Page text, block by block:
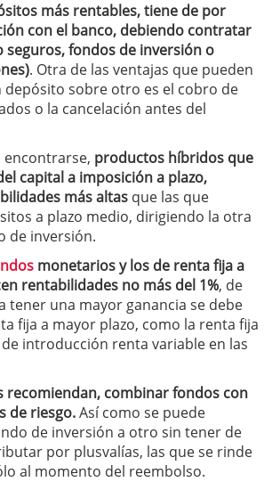
más rentables, tiene de por
con el banco, debiendo contratar
seguros, fondos de inversión o
. Otra de las ventajas que pueden
depósito sobre otro es el cobro de
o la cancelación antes del
encontrarse, productos híbridos que
capital a imposición a plazo,
más altas que las que
a plazo medio, dirigiendo la otra
de inversión.
monetarios y los de renta fija a
rentabilidades no más del 1%, de
tener una mayor ganancia se debe
fija a mayor plazo, como la renta fija
introducción renta variable en las
recomiendan, combinar fondos con
de riesgo.Así como se puede
de inversión a otro sin tener de
por plusvalías, las que se rinde
al momento del reembolso.